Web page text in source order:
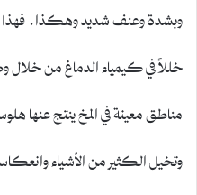
وبشدة وعنف شديد وهكذا. فهذا
خللاً في كيمياء الدماغ من خلال
مناطق معينة في المخ ينتج عنها
وتخيل الكثير من الأشياء